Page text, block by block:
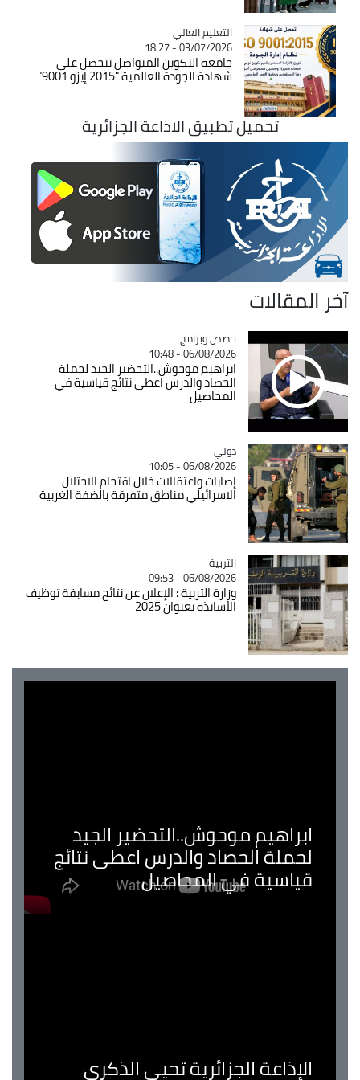
Catégorie
التعليم العالي
03/07/2026 - 18:27
جامعة التكوين المتواصل تتحصل على
شهادة الجودة العالمية "2015 إيزو 9001"
تحميل تطبيق الاذاعة الجزائرية
آخر المقالات
Catégorie
حصص وبرامج
06/08/2026 - 10:48
ابراهيم موحوش..التحضير الجيد لحملة
الحصاد والدرس اعطى نتائج قياسية في
المحاصيل
Catégorie
دولي
06/08/2026 - 10:05
إصابات واعتقالات خلال اقتحام الاحتلال
الاسرائيلي مناطق متفرقة بالضفة الغربية
Catégorie
التربية
06/08/2026 - 09:53
وزارة التربية : الإعلان عن نتائج مسابقة توظيف
الأساتذة بعنوان 2025
ابراهيم موحوش..التحضير الجيد
لحملة الحصاد والدرس اعطى نتائج
قياسية في المحاصيل
الإذاعة الجزائرية تحيي الذكرى